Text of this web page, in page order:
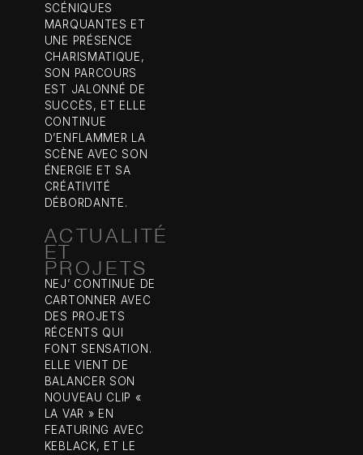
SCÉNIQUES
MARQUANTES ET
UNE PRÉSENCE
CHARISMATIQUE,
SON PARCOURS
EST JALONNÉ DE
SUCCÈS, ET ELLE
CONTINUE
D’ENFLAMMER LA
SCÈNE AVEC SON
ÉNERGIE ET SA
CRÉATIVITÉ
DÉBORDANTE.
ACTUALITÉ
ET
PROJETS
NEJ’ CONTINUE DE
CARTONNER AVEC
DES PROJETS
RÉCENTS QUI
FONT SENSATION.
ELLE VIENT DE
BALANCER SON
NOUVEAU CLIP «
LA VAR » EN
FEATURING AVEC
KEBLACK, ET LE